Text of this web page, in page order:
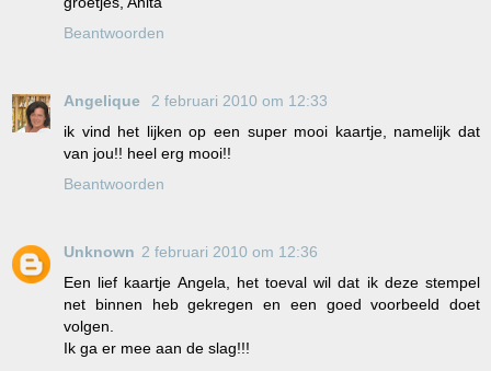
Beantwoorden
Angelique
2 februari 2010 om 12:33
ik vind het lijken op een super mooi kaartje, namelijk dat
van jou!! heel erg mooi!!
Beantwoorden
Unknown 2 februari 2010 om 12:36
Een lief kaartje Angela, het toeval wil dat ik deze stempel
net binnen heb gekregen en een goed voorbeeld doet
volgen.
Ik ga er mee aan de slag!!!